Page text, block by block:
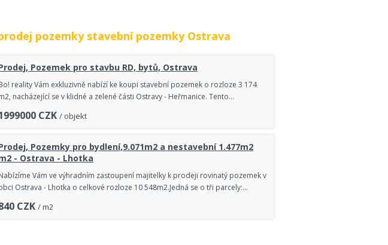
pozemky stavební pozemky Ostrava
Pozemek pro stavbu RD, bytů, Ostrava
reality Vám exkluzivně nabízí ke koupi stavební pozemek o rozloze 3 174
nacházející se v klidné a zelené části Ostravy - Heřmanice. Tento…
CZK / objekt
Pozemky pro bydlení,9.071m2 a nestavební 1.477m2
- Ostrava - Lhotka
Vám ve výhradním zastoupení majitelky k prodeji rovinatý pozemek v
Ostrava - Lhotka o celkové rozloze 10 548m2.Jedná se o tři parcely:…
CZK / m2